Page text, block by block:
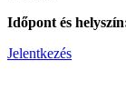
Időpont és
Jelentkezés